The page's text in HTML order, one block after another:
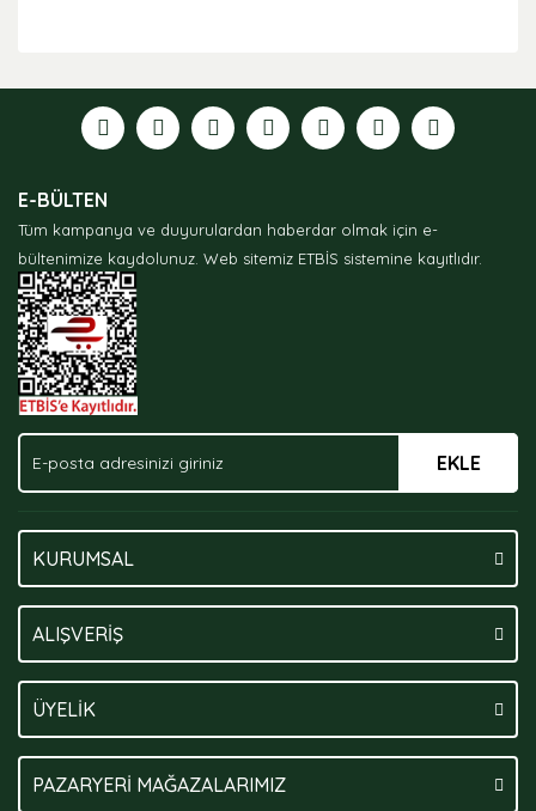
formunu kullanarak tarafımıza iletebilirsiniz.
Görüş ve önerileriniz için teşekkür ederiz.
Ürün açıklamasında eksik bilgiler bulunuyor.
Ürün bilgilerinde hatalar bulunuyor.
Ürün fiyatı diğer sitelerden daha pahalı.
Bu ürüne benzer farklı alternatifler olmalı.
E-BÜLTEN
Tüm kampanya ve duyurulardan haberdar olmak için e-
bültenimize kaydolunuz. Web sitemiz ETBİS sistemine kayıtlıdır.
EKLE
KURUMSAL
ALIŞVERİŞ
ÜYELİK
PAZARYERİ MAĞAZALARIMIZ